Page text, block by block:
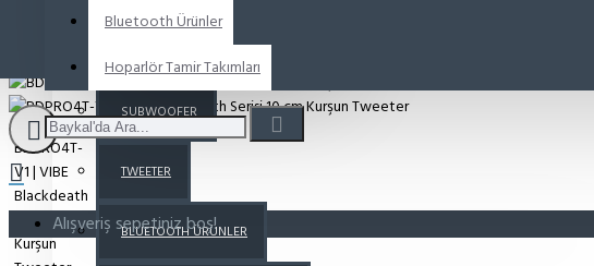
SUBWOOFER
TWEETER
BLUETOOTH ÜRÜNLER
Bluetooth Ürünler
Hoparlör Tamir Takımları
Alışveriş sepetiniz boş!